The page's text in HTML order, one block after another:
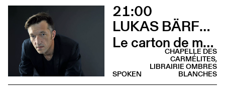
21:00
LUKAS BÄRFUSS
Le carton de mon père (Lecture - Chapelle des Carmélites)
CHAPELLE DES
CARMÉLITES,
LIBRAIRIE OMBRES
BLANCHES
SPOKEN